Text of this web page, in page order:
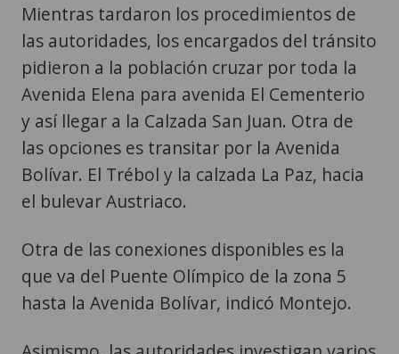
Mientras tardaron los procedimientos de
las autoridades, los encargados del tránsito
pidieron a la población cruzar por toda la
Avenida Elena para avenida El Cementerio
y así llegar a la Calzada San Juan. Otra de
las opciones es transitar por la Avenida
Bolívar. El Trébol y la calzada La Paz, hacia
el bulevar Austriaco.
Otra de las conexiones disponibles es la
que va del Puente Olímpico de la zona 5
hasta la Avenida Bolívar, indicó Montejo.